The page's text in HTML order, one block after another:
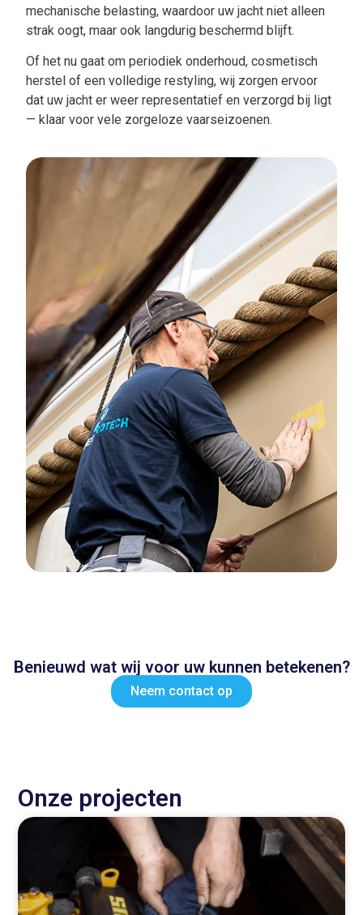
mechanische belasting, waardoor uw jacht niet alleen
strak oogt, maar ook langdurig beschermd blijft.
Of het nu gaat om periodiek onderhoud, cosmetisch
herstel of een volledige restyling, wij zorgen ervoor
dat uw jacht er weer representatief en verzorgd bij ligt
— klaar voor vele zorgeloze vaarseizoenen.
Benieuwd wat wij voor uw kunnen betekenen?
Neem contact op
Onze projecten